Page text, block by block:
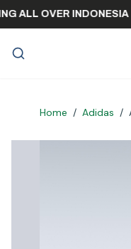
ALL OVER
Home / Adidas /